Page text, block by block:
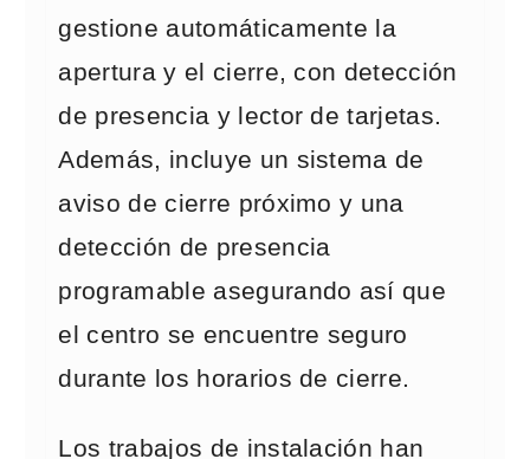
gestione automáticamente la
apertura y el cierre, con detección
de presencia y lector de tarjetas.
Además, incluye un sistema de
aviso de cierre próximo y una
detección de presencia
programable asegurando así que
el centro se encuentre seguro
durante los horarios de cierre.
Los trabajos de instalación han